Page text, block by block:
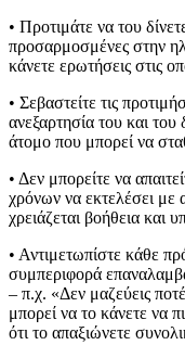
• Προτιμάτε να του
προσαρμοσμένες στην
κάνετε ερωτήσεις στις
• Σεβαστείτε τις
ανεξαρτησία του και του
άτομο που μπορεί να
• Δεν μπορείτε να
χρόνων να εκτελέσει με
χρειάζεται βοήθεια και
• Αντιμετωπίστε κάθε
συμπεριφορά
– π.χ. «Δεν μαζεύεις
μπορεί να το κάνετε να
ότι το απαξιώνετε